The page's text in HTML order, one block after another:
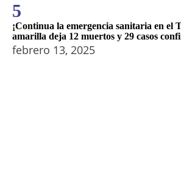
5
¡Continua la emergencia sanitaria en el
amarilla deja 12 muertos y 29 casos
febrero 13, 2025